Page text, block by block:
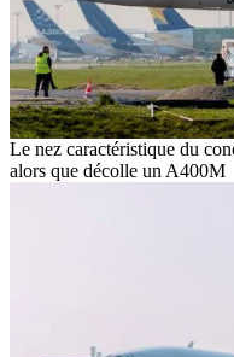
Le nez caractéristique du
alors que décolle un A400M